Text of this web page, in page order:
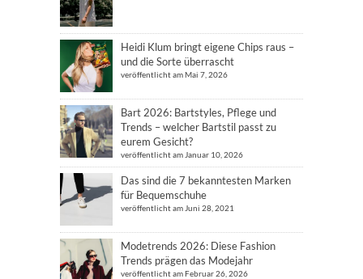
Heidi Klum bringt eigene Chips raus –
und die Sorte überrascht
veröffentlicht am Mai 7, 2026
Bart 2026: Bartstyles, Pflege und
Trends – welcher Bartstil passt zu
eurem Gesicht?
veröffentlicht am Januar 10, 2026
Das sind die 7 bekanntesten Marken
für Bequemschuhe
veröffentlicht am Juni 28, 2021
Modetrends 2026: Diese Fashion
Trends prägen das Modejahr
veröffentlicht am Februar 26, 2026